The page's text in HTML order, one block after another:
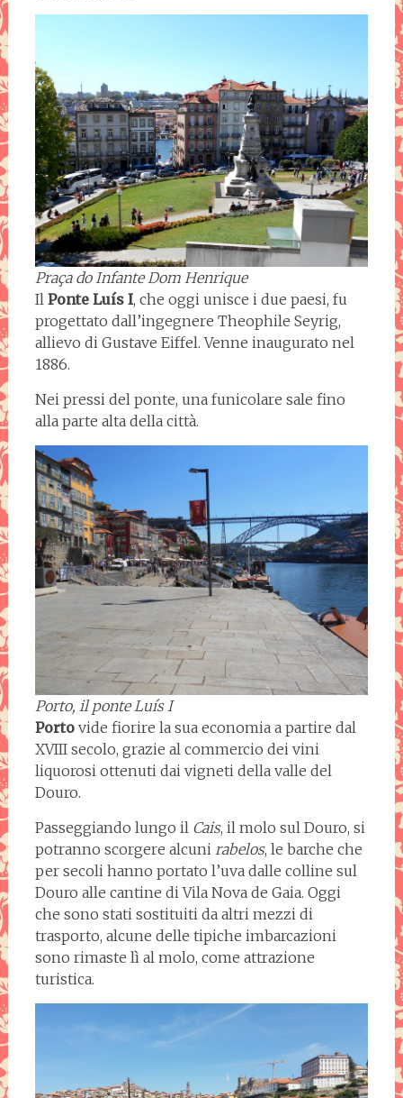
Praça do Infante Dom Henrique
Il Ponte Luís I, che oggi unisce i due paesi, fu
progettato dall’ingegnere Theophile Seyrig,
allievo di Gustave Eiffel. Venne inaugurato nel
1886.
Nei pressi del ponte, una funicolare sale fino
alla parte alta della città.
Porto, il ponte Luís I
Portovide fiorire la sua economia a partire dal
XVIII secolo, grazie al commercio dei vini
liquorosi ottenuti dai vigneti della valle del
Douro.
Passeggiando lungo il Cais, il molo sul Douro, si
potranno scorgere alcuni rabelos, le barche che
per secoli hanno portato l’uva dalle colline sul
Douro alle cantine di Vila Nova de Gaia. Oggi
che sono stati sostituiti da altri mezzi di
trasporto, alcune delle tipiche imbarcazioni
sono rimaste lì al molo, come attrazione
turistica.